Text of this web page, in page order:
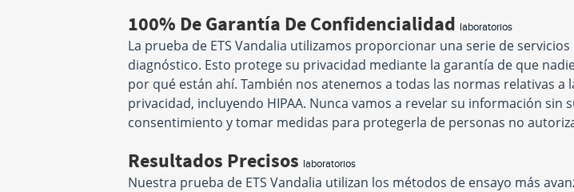
100% De Garantía De Confidencialidad laboratorios
La prueba de ETS Vandalia utilizamos proporcionar una serie de servicios
diagnóstico. Esto protege su privacidad mediante la garantía de que
por qué están ahí. También nos atenemos a todas las normas relativas a
privacidad, incluyendo HIPAA. Nunca vamos a revelar su información sin
consentimiento y tomar medidas para protegerla de personas no
Resultados Precisos laboratorios
Nuestra prueba de ETS Vandalia utilizan los métodos de ensayo más